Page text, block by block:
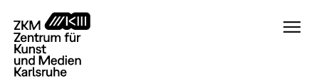
zum
Inhalt